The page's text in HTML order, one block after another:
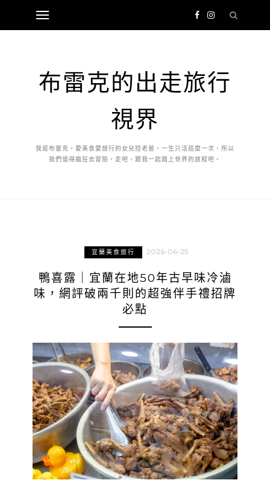
布雷克的出走旅行
視界
我是布雷克，愛美食愛旅行的女兒控老爸，一生只活這麼一次，所以
我們值得瘋狂去冒險，走吧，跟我一起踏上世界的旅程吧。
宜蘭美食旅行 2026-06-25
鴨喜露｜宜蘭在地50年古早味冷滷
味，網評破兩千則的超強伴手禮招牌
必點